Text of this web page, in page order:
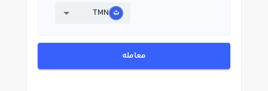
TMN
معامله